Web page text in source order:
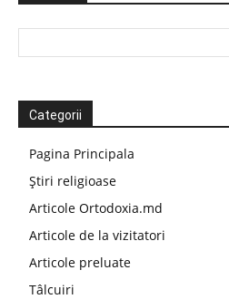
Categorii
Pagina Principala
Știri religioase
Articole Ortodoxia.md
Articole de la vizitatori
Articole preluate
Tâlcuiri